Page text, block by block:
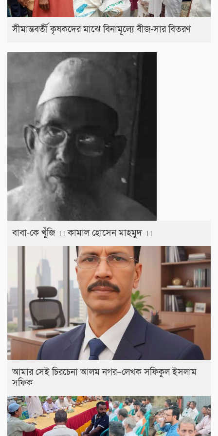
সীমান্তবর্তী কৃষকদের মাঝে বিনামূল্যে বীজ-সার বিতরণ
বাবা-কে খুঁজি ।। কামাল হোসেন মাহমুদ ।।
আমার সেই চিরচেনা আলম নগর–লেখক সফিকুল ইসলাম
সফিক